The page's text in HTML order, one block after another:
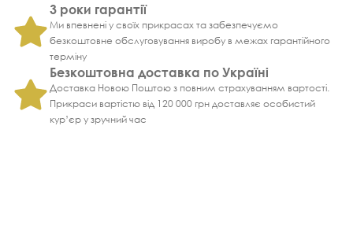
3 роки гарантії
Ми впевнені у своїх прикрасах та забезпечуємо
безкоштовне обслуговування виробу в межах гарантійного
терміну
Безкоштовна доставка по Україні
Доставка Новою Поштою з повним страхуванням вартості.
Прикраси вартістю від 120 000 грн доставляє особистий
кур’єр у зручний час